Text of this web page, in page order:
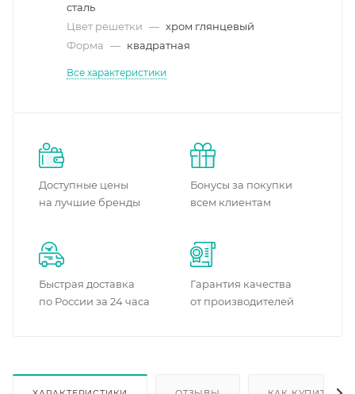
сталь
Цвет решетки — хром глянцевый
Форма — квадратная
Все характеристики
Доступные цены
на лучшие бренды
Бонусы за покупки
всем клиентам
Быстрая доставка
по России за 24 часа
Гарантия качества
от производителей